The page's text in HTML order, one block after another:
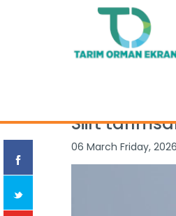
Siirt
06 March Friday, 2026